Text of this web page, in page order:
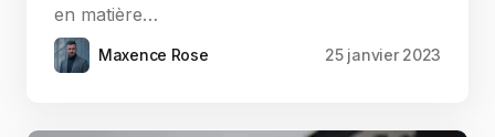
en matière…
Maxence Rose 25 janvier 2023